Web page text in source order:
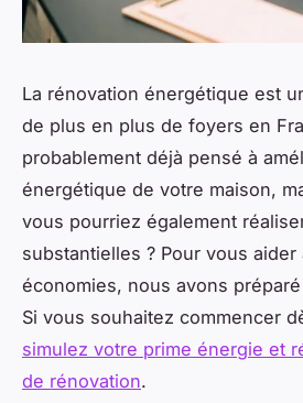
La rénovation énergétique est
de plus en plus de foyers en
probablement déjà pensé à
énergétique de votre maison,
vous pourriez également
substantielles ? Pour vous aider
économies, nous avons
Si vous souhaitez commencer
simulez votre prime énergie et
de rénovation.